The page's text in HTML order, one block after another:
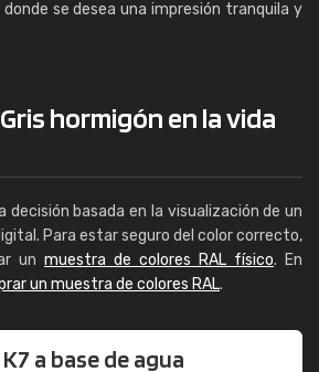
se desea una impresión tranquila y
hormigón en la vida
decisión basada en la visualización de un
Para estar seguro del color correcto,
un muestra de colores RAL físico. En
un muestra de colores RAL.
K7 a base de agua